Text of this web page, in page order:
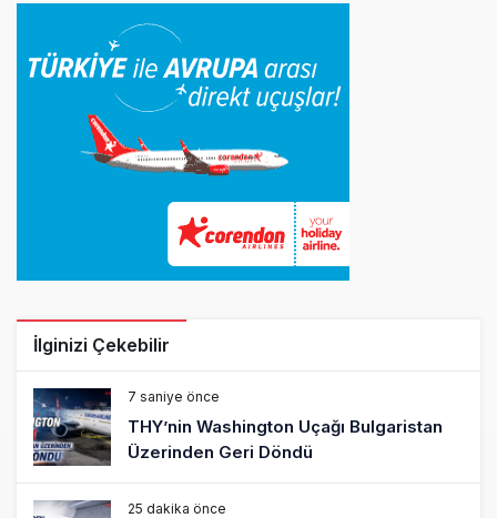
İlginizi Çekebilir
7 saniye önce
THY’nin Washington Uçağı Bulgaristan
Üzerinden Geri Döndü
25 dakika önce